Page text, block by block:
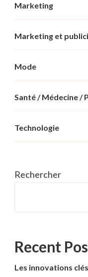
Marketing
Marketing et
Mode
Santé / Médecine /
Technologie
Rechercher
Recent
Les innovations